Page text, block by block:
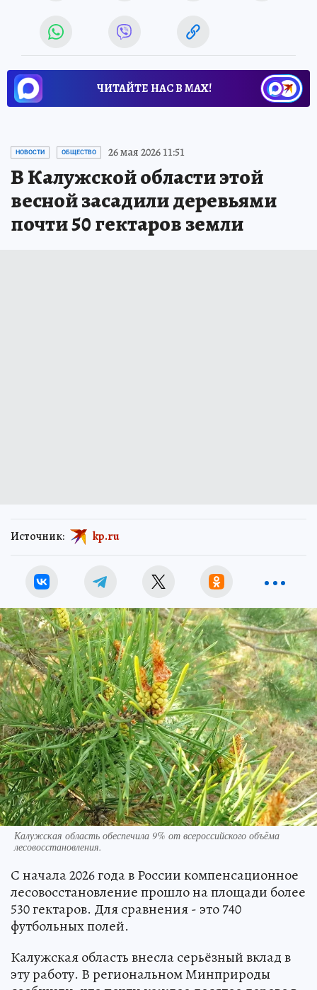
ЧИТАЙТЕ НАС В МАХ!
НОВОСТИ ОБЩЕСТВО 26 мая 2026 11:51
В Калужской области этой
весной засадили деревьями
почти 50 гектаров земли
Источник: kp.ru
Калужская область обеспечила 9% от всероссийского объёма
лесовосстановления.
С начала 2026 года в России компенсационное
лесовосстановление прошло на площади более
530 гектаров. Для сравнения - это 740
футбольных полей.
Калужская область внесла серьёзный вклад в
эту работу. В региональном Минприроды